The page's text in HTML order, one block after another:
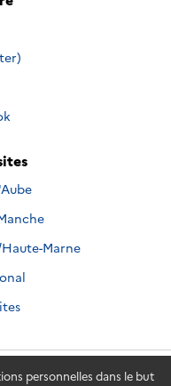
personnelles dans le but
sur
sur
sur
sur
Marne
droits réservés.